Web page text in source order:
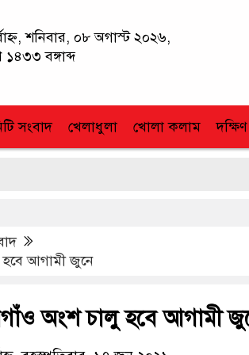
শনিবার, ০৮ অগাস্ট ২০২৬,
১৪৩৩ বঙ্গাব্দ
সংবাদ খেলাধুলা খোলা কলাম
হবে আগামী জুনে
অংশ চালু হবে আগামী